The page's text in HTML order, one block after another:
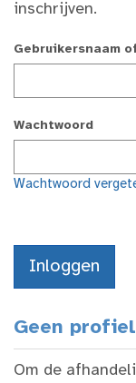
inschrijven.
Gebruikersnaam
Wachtwoord
Wachtwoord
Geen
Om de